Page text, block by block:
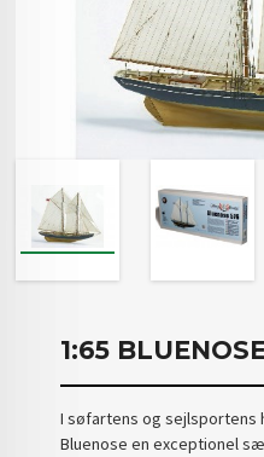
1:65
I søfartens og sejlsportens
Bluenose en exceptionel